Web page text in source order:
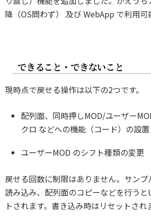
降（OS問わず） 及び WebApp で利用可
できること・できないこと
現時点で戻せる操作は以下の2つです。
配列面、同時押しMOD/ユーザー
クロ などへの機能（コード）の設置
ユーザーMOD のシフト種類の変更
戻せる回数に制限はありません。サン
読み込み、配列面のコピーなどを行う
トされます。書き込み時はリセットされ